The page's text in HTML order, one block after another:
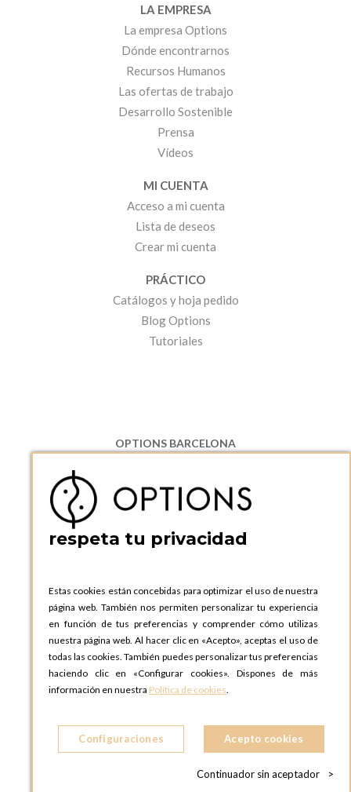
LA EMPRESA
La empresa Options
Dónde encontrarnos
Recursos Humanos
Las ofertas de trabajo
Desarrollo Sostenible
Prensa
Vídeos
MI CUENTA
Acceso a mi cuenta
Lista de deseos
Crear mi cuenta
PRÁCTICO
Catálogos y hoja pedido
Blog Options
Tutoriales
OPTIONS BARCELONA
08130 Santa Perpetua de Moguda, Barcelona
ESPAñA
Teléfono:
+34 935 724 041
OPTIONS BARCELONA SHOWROOM
ESPAñA
Teléfono:+34 935 724 041
OPTIONS MADRID
C. Lucio Emilio Cándido, 6,
28803 Alcalá de Henares, Madrid
ESPAñA
OPTIONS MADRID SHOWROOM
28004 MADRID
respeta tu privacidad
Estas cookies están concebidas para optimizar el uso de nuestra
página web. También nos permiten personalizar tu experiencia
en función de tus preferencias y comprender cómo utilizas
nuestra página web. Al hacer clic en «Acepto», aceptas el uso de
todas las cookies. También puedes personalizar tus preferencias
haciendo clic en «Configurar cookies». Dispones de más
información en nuestra Política de cookies.
Configuraciones Acepto cookies
Continuador sin aceptador >